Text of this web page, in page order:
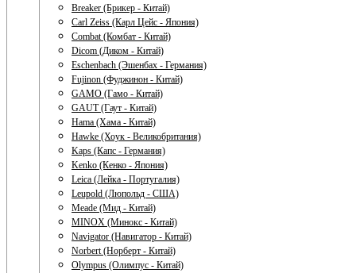
Breaker (Брикер - Китай)
Carl Zeiss (Карл Цейс - Япония)
Combat (Комбат - Китай)
Dicom (Диком - Китай)
Eschenbach (Эшенбах - Германия)
Fujinon (Фуджинон - Китай)
GAMO (Гамо - Китай)
GAUT (Гаут - Китай)
Hama (Хама - Китай)
Hawke (Хоук - Великобритания)
Kaps (Капс - Германия)
Kenko (Кенко - Япония)
Leica (Лейка - Португалия)
Leupold (Люпольд - США)
Meade (Мид - Китай)
MINOX (Минокс - Китай)
Navigator (Навигатор - Китай)
Norbert (Норберт - Китай)
Olympus (Олимпус - Китай)